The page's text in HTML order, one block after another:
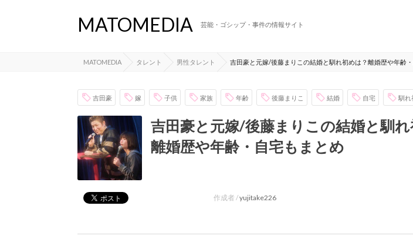
MATOMEDIA 芸能・ゴシップ・事件の情報サイト
MATOMEDIA タレント 男性タレント 吉田豪と元嫁/後藤まりこの結婚と馴れ初めは？離婚歴や年齢
吉田豪 嫁 子供 家族 年齢 後藤まりこ 結婚 自宅 馴れ
吉田豪と元嫁/後藤まりこの結婚と馴れ
離婚歴や年齢・自宅もまとめ
作成者 /yujitake226